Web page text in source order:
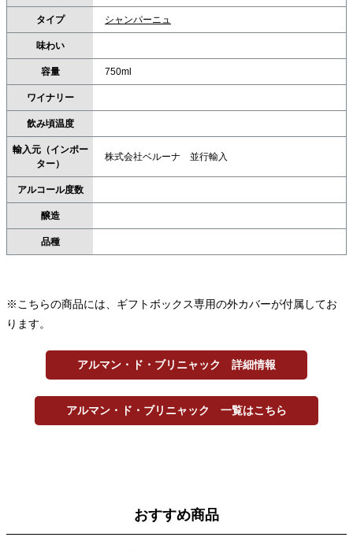
タイプ シャンパーニュ
味わい
容量 750ml
ワイナリー
飲み頃温度
輸入元（インポー
ター）
株式会社ベルーナ 並行輸入
アルコール度数
醸造
品種
※こちらの商品には、ギフトボックス専用の外カバーが付属してお
ります。
アルマン・ド・ブリニャック 詳細情報
アルマン・ド・ブリニャック 一覧はこちら
おすすめ商品